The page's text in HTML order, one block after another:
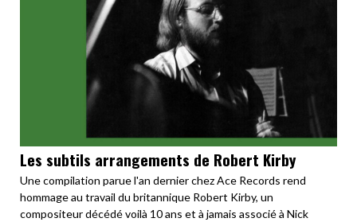
Les subtils arrangements de Robert Kirby
Une compilation parue l'an dernier chez Ace Records rend
hommage au travail du britannique Robert Kirby, un
compositeur décédé voilà 10 ans et à jamais associé à Nick